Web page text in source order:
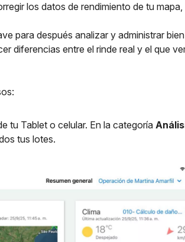
los datos de rendimiento de tu
para después analizar y administrar
diferencias entre el rinde real y el que
tu Tablet o celular. En la categoría
tus lotes.